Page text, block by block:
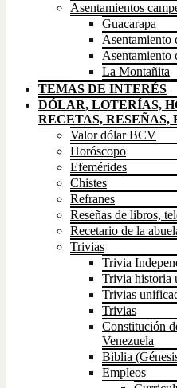
Asentamientos
Guacarapa
Asentamiento
Asentamiento
La Montañita
TEMAS DE INTERÉS
DÓLAR, LOTERÍAS,
RECETAS,
Valor dólar BCV
Horóscopo
Efemérides
Chistes
Refranes
Reseñas de libros,
Recetario de la
Trivias
Trivia
Trivia historia
Trivias
Trivias
Constitución
Venezuela
Biblia
Empleos